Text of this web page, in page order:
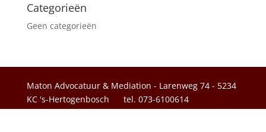
Categorieën
Geen categorieën
Maton Advocatuur & Mediation - Larenweg 74 - 5234
KC 's-Hertogenbosch
tel. 073-6100614